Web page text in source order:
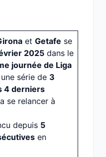
et Getafe se
2025 dans le
journée de Liga
série de 3
4 derniers
se relancer à
depuis 5
en